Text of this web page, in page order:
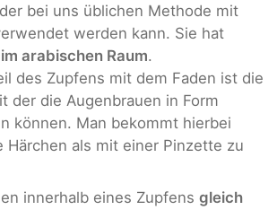
bei uns üblichen Methode mit
werden kann. Sie hat
arabischen Raum.
des Zupfens mit dem Faden ist die
der die Augenbrauen in Form
können. Man bekommt hierbei
Härchen als mit einer Pinzette zu
innerhalb eines Zupfens gleich